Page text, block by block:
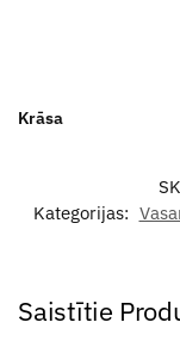
Krāsa
Kategorijas:
Saistītie